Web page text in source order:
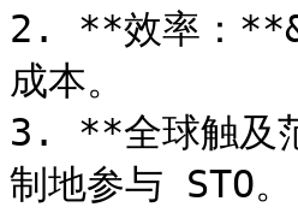
2. **效率：
成本。
3. **全球触及
制地参与 STO。